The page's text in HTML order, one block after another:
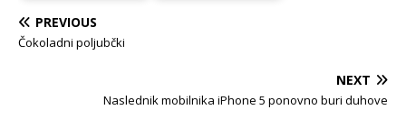
PREVIOUS
Čokoladni poljubčki
NEXT
Naslednik mobilnika iPhone 5 ponovno buri duhove